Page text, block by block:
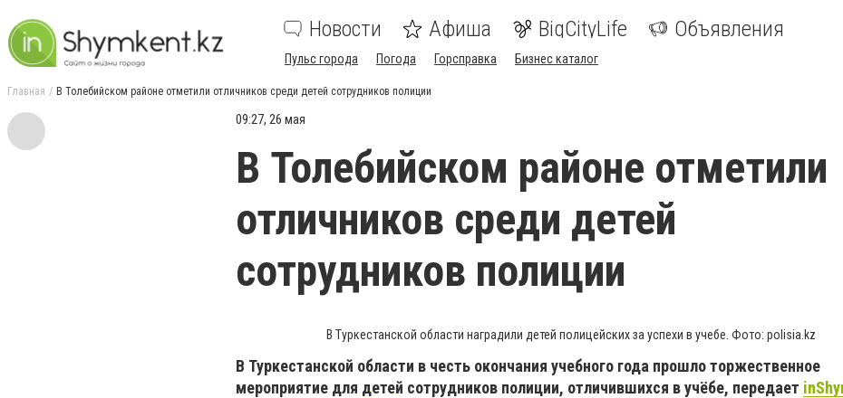
Новости Афиша BigCityLife Объявления
Пульс города Погода Горсправка Бизнес каталог
Главная В Толебийском районе отметили отличников среди детей сотрудников полиции
09:27, 26 мая
В Толебийском районе отметили
отличников среди детей
сотрудников полиции
В Туркестанской области наградили детей полицейских за успехи в учебе. Фото: polisia.kz
В Туркестанской области в честь окончания учебного года прошло торжественное
мероприятие для детей сотрудников полиции, отличившихся в учёбе, передает